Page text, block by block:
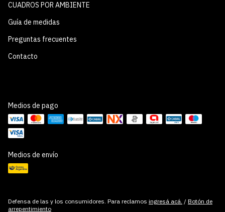
CUADROS POR AMBIENTE
Guía de medidas
Preguntas frecuentes
Contacto
Medios de pago
Medios de envío
Defensa de las y los consumidores. Para reclamos ingresá acá. / Botón de
arrepentimiento